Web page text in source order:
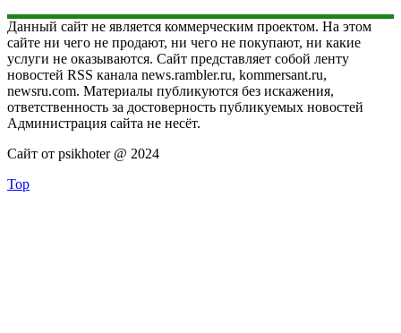
Данный сайт не является коммерческим проектом. На этом
сайте ни чего не продают, ни чего не покупают, ни какие
услуги не оказываются. Сайт представляет собой ленту
новостей RSS канала news.rambler.ru, kommersant.ru,
newsru.com. Материалы публикуются без искажения,
ответственность за достоверность публикуемых новостей
Администрация сайта не несёт.
Сайт от psikhoter @ 2024
Top